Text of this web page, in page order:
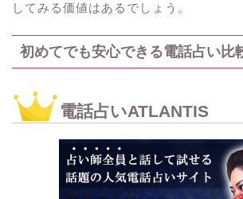
してみる価値はあるでしょう。
初めてでも安心できる電話占い比
電話占いATLANTIS